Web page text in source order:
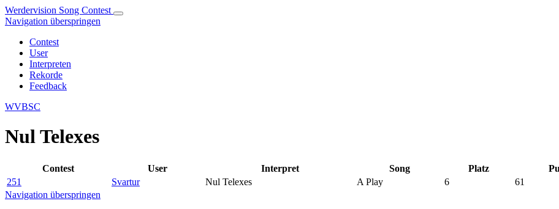
Werdervision Song Contest
Navigation überspringen
Contest
User
Interpreten
Rekorde
Feedback
WVBSC
Nul Telexes
Contest User Interpret Song Platz
251
Svartur Nul Telexes A Play 6
61
Navigation überspringen